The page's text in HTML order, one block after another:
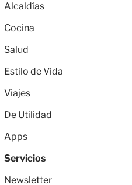
Alcaldías
Cocina
Salud
Estilo de Vida
Viajes
De Utilidad
Apps
Servicios
Newsletter